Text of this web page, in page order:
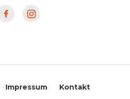
Impressum Kontakt